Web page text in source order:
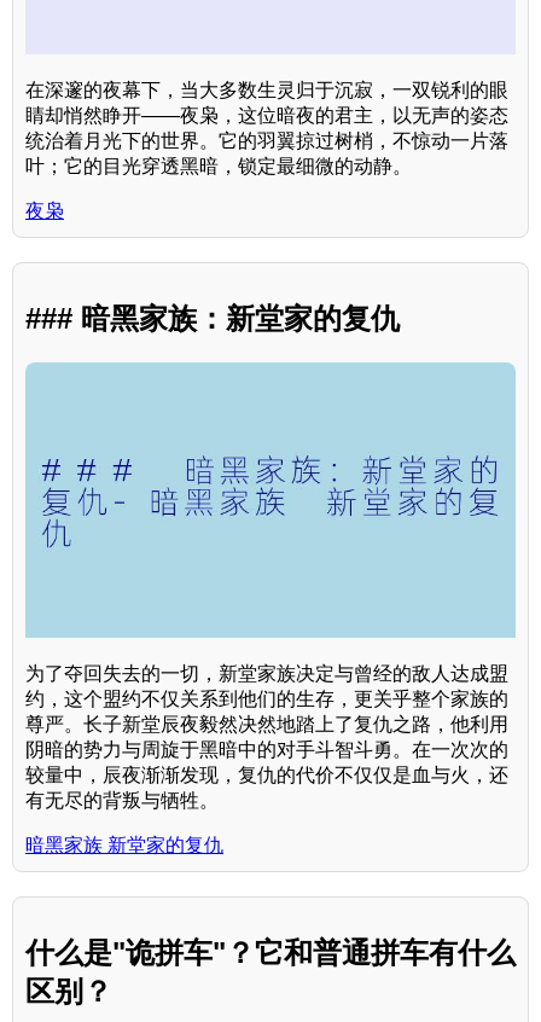
在深邃的夜幕下，当大多数生灵归于沉寂，一双锐利的眼
睛却悄然睁开——夜枭，这位暗夜的君主，以无声的姿态
统治着月光下的世界。它的羽翼掠过树梢，不惊动一片落
叶；它的目光穿透黑暗，锁定最细微的动静。
夜枭
### 暗黑家族：新堂家的复仇
为了夺回失去的一切，新堂家族决定与曾经的敌人达成盟
约，这个盟约不仅关系到他们的生存，更关乎整个家族的
尊严。长子新堂辰夜毅然决然地踏上了复仇之路，他利用
阴暗的势力与周旋于黑暗中的对手斗智斗勇。在一次次的
较量中，辰夜渐渐发现，复仇的代价不仅仅是血与火，还
有无尽的背叛与牺牲。
暗黑家族 新堂家的复仇
什么是"诡拼车"？它和普通拼车有什么
区别？